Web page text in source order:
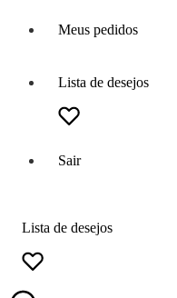
Meus pedidos
Lista de desejos
Sair
Lista de desejos